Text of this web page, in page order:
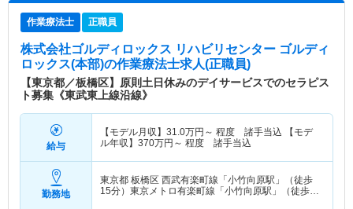
作業療法士 正職員
株式会社ゴルディロックス リハビリセンター ゴルディ
ロックス(本部)の作業療法士求人(正職員)
【東京都／板橋区】原則土日休みのデイサービスでのセラピス
ト募集《東武東上線沿線》
給与
【モデル月収】 31.0万円～ 程度 諸手当込 【モデ
ル年収】 370万円～ 程度 諸手当込
勤務地
東京都 板橋区 西武有楽町線「小竹向原駅」（徒歩
15分）東京メトロ有楽町線「小竹向原駅」（徒歩